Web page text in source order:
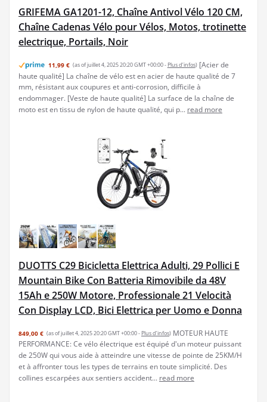
GRIFEMA GA1201-12, Chaîne Antivol Vélo 120 CM,
Chaîne Cadenas Vélo pour Vélos, Motos, trotinette
electrique, Portails, Noir
11,99 € (as of juillet 4, 2025 20:20 GMT +00:00 - Plus d’infos) [Acier de
haute qualité] La chaîne de vélo est en acier de haute qualité de 7
mm, résistant aux coupures et anti-corrosion, difficile à
endommager. [Veste de haute qualité] La surface de la chaîne de
moto est en tissu de nylon de haute qualité, qui p... read more
DUOTTS C29 Bicicletta Elettrica Adulti, 29 Pollici E
Mountain Bike Con Batteria Rimovibile da 48V
15Ah e 250W Motore, Professionale 21 Velocità
Con Display LCD, Bici Elettrica per Uomo e Donna
849,00 € (as of juillet 4, 2025 20:20 GMT +00:00 - Plus d’infos) MOTEUR HAUTE
PERFORMANCE: Ce vélo électrique est équipé d'un moteur puissant
de 250W qui vous aide à atteindre une vitesse de pointe de 25KM/H
et à affronter tous les types de terrains en toute simplicité. Des
collines escarpées aux sentiers accident... read more